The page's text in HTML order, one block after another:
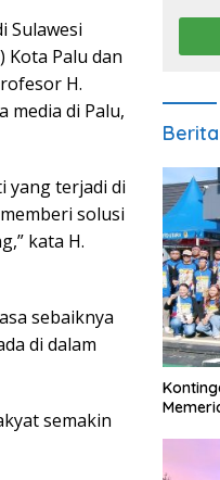
Sulawesi
Kota Palu dan
H.
media di Palu,
yang terjadi di
solusi
kata H.
sebaiknya
di dalam
semakin